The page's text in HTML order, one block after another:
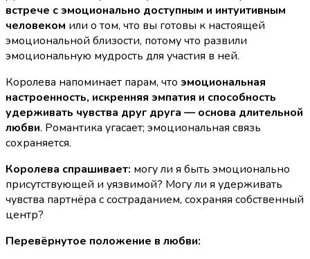
встрече с эмоционально доступным и интуитивным
человеком или о том, что вы готовы к настоящей
эмоциональной близости, потому что развили
эмоциональную мудрость для участия в ней.
Королева напоминает парам, что эмоциональная
настроенность, искренняя эмпатия и способность
удерживать чувства друг друга — основа длительной
любви. Романтика угасает; эмоциональная связь
сохраняется.
Королева спрашивает: могу ли я быть эмоционально
присутствующей и уязвимой? Могу ли я удерживать
чувства партнёра с состраданием, сохраняя собственный
центр?
Перевёрнутое положение в любви: